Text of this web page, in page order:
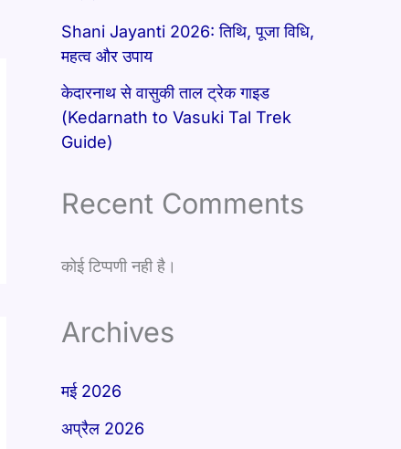
Shani Jayanti 2026: तिथि, पूजा विधि,
महत्व और उपाय
केदारनाथ से वासुकी ताल ट्रेक गाइड
(Kedarnath to Vasuki Tal Trek
Guide)
Recent Comments
कोई टिप्पणी नही है।
Archives
मई 2026
अप्रैल 2026